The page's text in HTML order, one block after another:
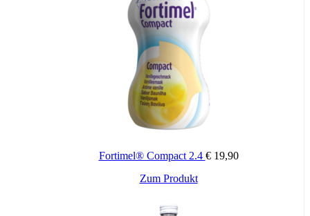
Fortimel® Compact 2.4 €19,90
Zum Produkt